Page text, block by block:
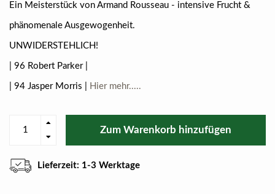
Ein Meisterstück von Armand Rousseau - intensive Frucht &
phänomenale Ausgewogenheit.
UNWIDERSTEHLICH!
| 96 Robert Parker |
| 94 Jasper Morris | Hier mehr.....
Zum Warenkorb hinzufügen
Lieferzeit: 1-3 Werktage